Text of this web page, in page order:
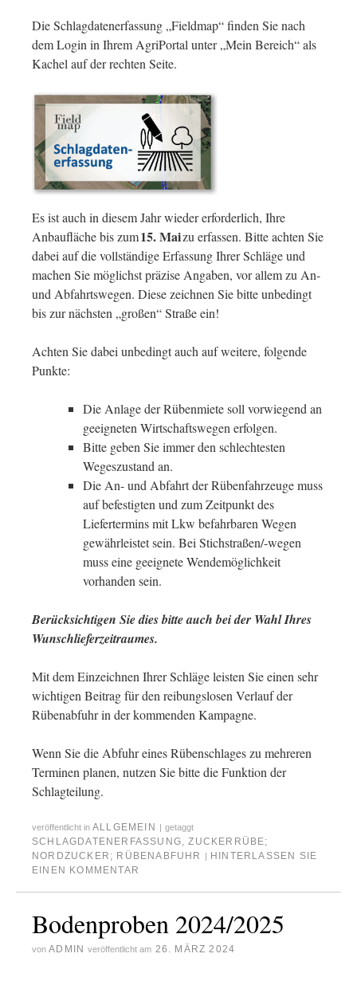
Die Schlagdatenerfassung „Fieldmap“ finden Sie nach
dem Login in Ihrem AgriPortal unter „Mein Bereich“ als
Kachel auf der rechten Seite.
Es ist auch in diesem Jahr wieder erforderlich, Ihre
Anbaufläche bis zum15. Maizu erfassen. Bitte achten Sie
dabei auf die vollständige Erfassung Ihrer Schläge und
machen Sie möglichst präzise Angaben, vor allem zu An-
und Abfahrtswegen. Diese zeichnen Sie bitte unbedingt
bis zur nächsten „großen“ Straße ein!
Achten Sie dabei unbedingt auch auf weitere, folgende
Punkte:
Die Anlage der Rübenmiete soll vorwiegend an
geeigneten Wirtschaftswegen erfolgen.
Bitte geben Sie immer den schlechtesten
Wegeszustand an.
Die An- und Abfahrt der Rübenfahrzeuge muss
auf befestigten und zum Zeitpunkt des
Liefertermins mit Lkw befahrbaren Wegen
gewährleistet sein. Bei Stichstraßen/-wegen
muss eine geeignete Wendemöglichkeit
vorhanden sein.
Berücksichtigen Sie dies bitte auch bei der Wahl Ihres
Wunschlieferzeitraumes.
Mit dem Einzeichnen Ihrer Schläge leisten Sie einen sehr
wichtigen Beitrag für den reibungslosen Verlauf der
Rübenabfuhr in der kommenden Kampagne.
Wenn Sie die Abfuhr eines Rübenschlages zu mehreren
Terminen planen, nutzen Sie bitte die Funktion der
Schlagteilung.
veröffentlicht in ALLGEMEIN getaggt
SCHLAGDATENERFASSUNG,ZUCKERRÜBE;
NORDZUCKER; RÜBENABFUHR
HINTERLASSEN SIE
EINEN KOMMENTAR
Bodenproben 2024/2025
von ADMIN veröffentlicht am 26. MÄRZ 2024